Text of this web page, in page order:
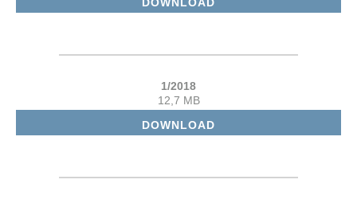
DOWNLOAD
1/2018
12,7 MB